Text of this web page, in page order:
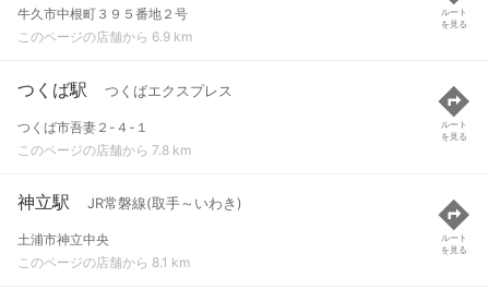
牛久市中根町３９５番地２号
このページの店舗から 6.9 km
ルート
を見る
つくば駅 つくばエクスプレス
つくば市吾妻２-４-１
このページの店舗から 7.8 km
ルート
を見る
神立駅 JR常磐線(取手～いわき)
土浦市神立中央
このページの店舗から 8.1 km
ルート
を見る